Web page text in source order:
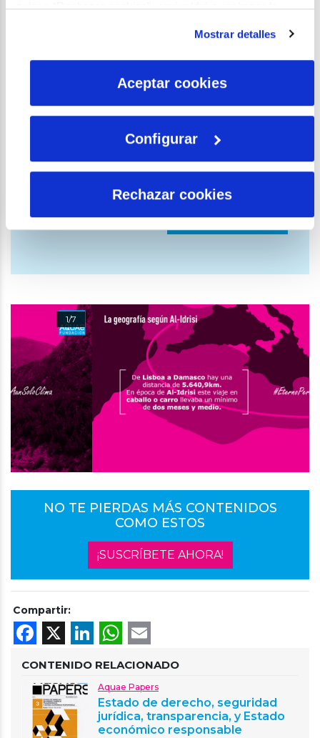
pulsas “Rechazar cookies”, equivaldrá a rechazar la
son indispensables para que el sitio web funcione y que
por tanto no se pueden desactivar. Puedes consultar
Política de Cookies
Mostrar detalles
Aceptar cookies
Configurar
Rechazar cookies
tratamiento de tus datos personales en la
Política de Privacidad de la web disponible
en https://www.fundacionaquae.org/politica-
Acepto recibir información de mi interés (por
medios electrónicos, impresos y/o telefónicos)
de FUNDACIÓN AQUAE
He leído, entiendo y acepto las condiciones de
lapolítica de privacidad
NO TE PIERDAS MÁS CONTENIDOS
COMO ESTOS
¡SUSCRÍBETE AHORA!
Compartir:
Facebook
X LinkedIn
WhatsApp
CONTENIDO RELACIONADO
Aquae Papers
Estado de derecho, seguridad
jurídica, transparencia, y Estado
económico responsable